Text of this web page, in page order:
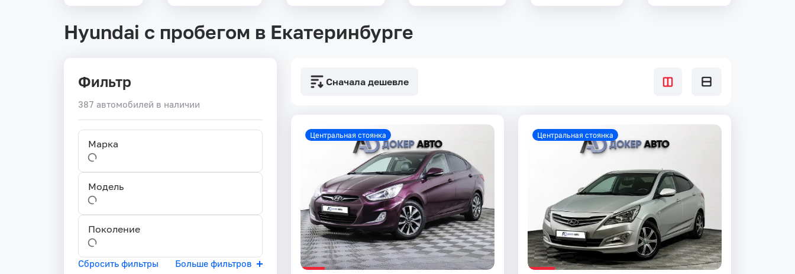
Hyundai с пробегом в Екатеринбурге
Фильтр
387 автомобилей в наличии
Марка
Модель
Поколение
Сбросить фильтры Больше фильтров
Сначала дешевле
Центральная стоянка Центральная стоянка